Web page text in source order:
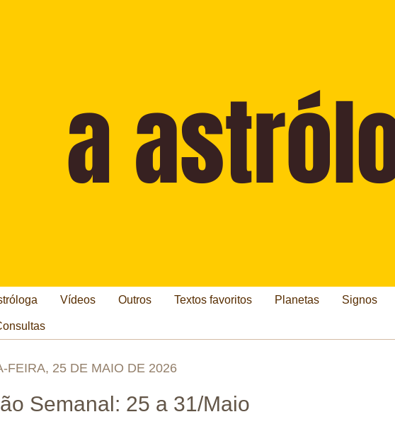
Vídeos Outros Textos favoritos Planetas Signos
FEIRA, 25 DE MAIO DE 2026
Semanal: 25 a 31/Maio